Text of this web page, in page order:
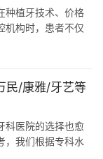
种植牙技术、价格
机构时，患者不仅
民/康雅/牙艺等
科医院的选择也愈
，我们根据专科水